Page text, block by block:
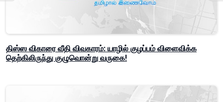
திஸ்ஸ விகாரை வீதி விவகாரம்: யாழில் குழப்பம் விளைவிக்க
தெற்கிலிருந்து குழுவொன்று வருகை!